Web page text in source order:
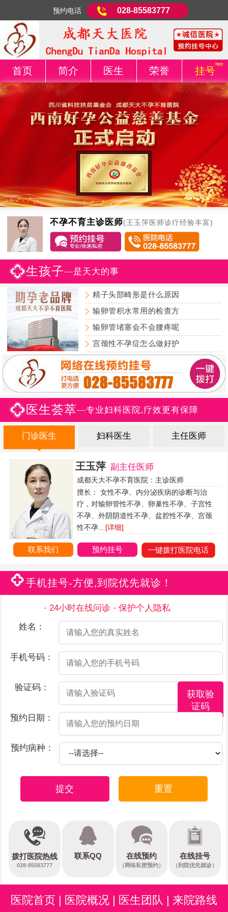
预约电话 028-85583777
首页 简介 医生 荣誉 挂号
不孕不育主诊医师(王玉萍医师诊疗经验丰富)
生孩子—是天大的事
精子头部畸形是什么原因
输卵管积水常用的检查方
输卵管堵塞会不会腰疼呢
宫颈性不孕症怎么做好护
医生荟萃—专业妇科医院,疗效更有保障
门诊医生 妇科医生 主任医师
王玉萍 副主任医师
成都天大不孕不育医院：主诊医师
擅长： 女性不孕、内分泌疾病的诊断与治
疗，对输卵管性不孕、卵巢性不孕、子宫性
不孕、外阴阴道性不孕、盆腔性不孕、宫颈
性不孕… [详细]
联系我们 预约挂号 一键拨打医院电话
手机挂号-方便,到院优先就诊！
24小时在线问诊
保护个人隐私
姓名：
手机号码：
验证码：
获取验
证码
预约日期：
预约病种：
提交 重置
拨打医院热线
028-85583777
联系QQ 在线预约
（网络私密预约）
在线挂号
（到院优先就诊）
医院首页 | 医院概况 | 医生团队 | 来院路线